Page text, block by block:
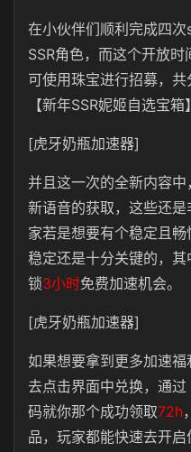
在小伙伴们顺利完成四
SSR角色，而这个开放
可使用珠宝进行招募，
【新年SSR妮姬自选宝
[虎牙奶瓶加速器]
并且这一次的全新内容
新语音的获取，这些还
家若是想要有个稳定且
稳定还是十分关键的，其
锁3小时免费加速机会。
[虎牙奶瓶加速器]
如果想要拿到更多加速
去点击界面中兑换，通过
码就你那个成功领取72h
品，玩家都能快速去开